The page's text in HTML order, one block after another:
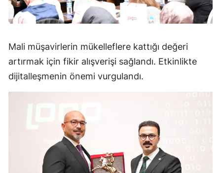
Mali müşavirlerin mükelleflere kattığı değeri
artırmak için fikir alışverişi sağlandı. Etkinlikte
dijitalleşmenin önemi vurgulandı.